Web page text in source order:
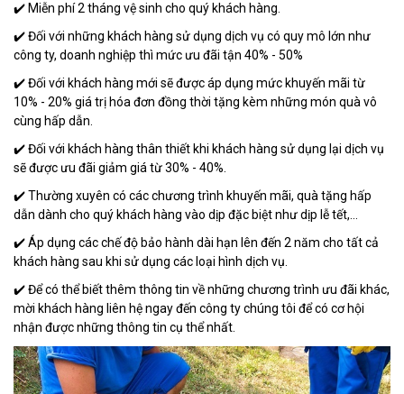
✔️ Miễn phí 2 tháng vệ sinh cho quý khách hàng.
✔️ Đối với những khách hàng sử dụng dịch vụ có quy mô lớn như
công ty, doanh nghiệp thì mức ưu đãi tận 40% - 50%
✔️ Đối với khách hàng mới sẽ được áp dụng mức khuyến mãi từ
10% - 20% giá trị hóa đơn đồng thời tặng kèm những món quà vô
cùng hấp dẫn.
✔️ Đối với khách hàng thân thiết khi khách hàng sử dụng lại dịch vụ
sẽ được ưu đãi giảm giá từ 30% - 40%.
✔️ Thường xuyên có các chương trình khuyến mãi, quà tặng hấp
dẫn dành cho quý khách hàng vào dịp đặc biệt như dịp lễ tết,...
✔️ Áp dụng các chế độ bảo hành dài hạn lên đến 2 năm cho tất cả
khách hàng sau khi sử dụng các loại hình dịch vụ.
✔️ Để có thể biết thêm thông tin về những chương trình ưu đãi khác,
mời khách hàng liên hệ ngay đến công ty chúng tôi để có cơ hội
nhận được những thông tin cụ thể nhất.